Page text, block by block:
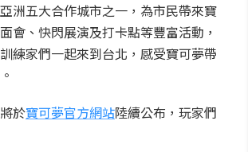
洲五大合作城市之一，為市民帶來寶
會、快閃展演及打卡點等豐富活動，
練家們一起來到台北，感受寶可夢帶
於寶可夢官方網站陸續公布，玩家們